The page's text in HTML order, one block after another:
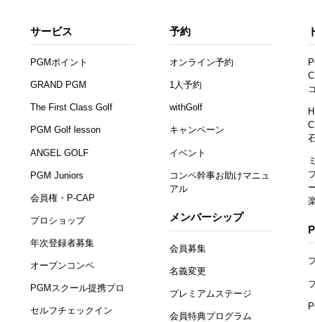
サービス
PGMポイント
GRAND PGM
The First Class Golf
PGM Golf lesson
ANGEL GOLF
PGM Juniors
会員権・P-CAP
プロショップ
年次登録者募集
オープンコンペ
PGMスクール提携プロ
セルフチェックイン
予約
オンライン予約
1人予約
withGolf
キャンペーン
イベント
コンペ幹事お助けマニュ
アル
メンバーシップ
会員募集
名義変更
プレミアムステージ
会員特典プログラム